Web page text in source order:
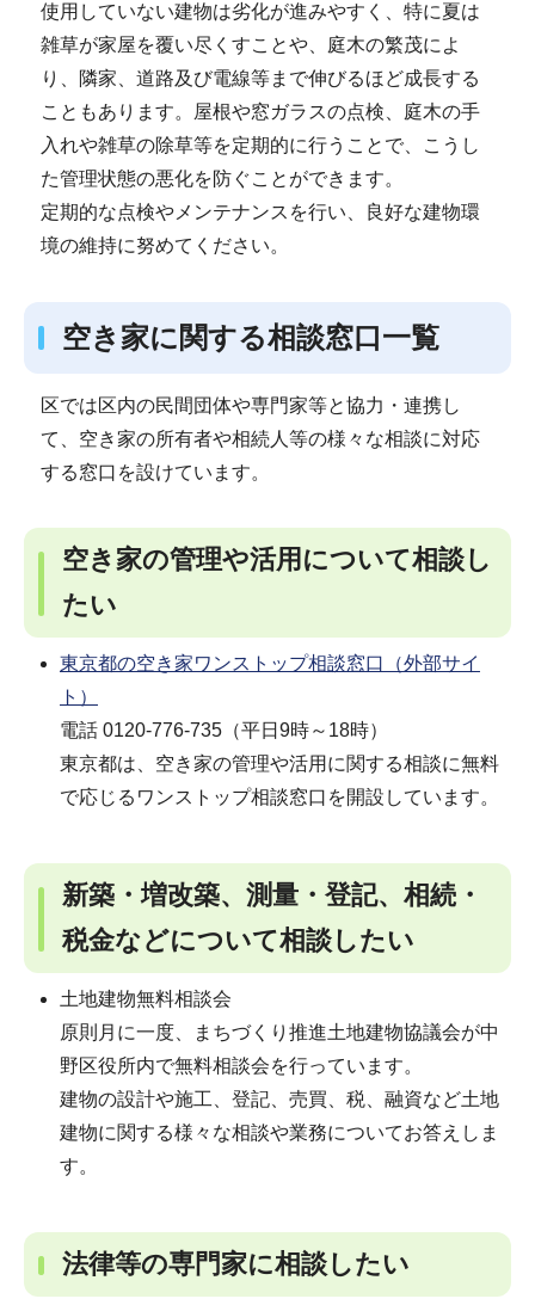
使用していない建物は劣化が進みやすく、特に夏は
雑草が家屋を覆い尽くすことや、庭木の繁茂によ
り、隣家、道路及び電線等まで伸びるほど成長する
こともあります。屋根や窓ガラスの点検、庭木の手
入れや雑草の除草等を定期的に行うことで、こうし
た管理状態の悪化を防ぐことができます。
定期的な点検やメンテナンスを行い、良好な建物環
境の維持に努めてください。
空き家に関する相談窓口一覧
区では区内の民間団体や専門家等と協力・連携し
て、空き家の所有者や相続人等の様々な相談に対応
する窓口を設けています。
空き家の管理や活用について相談し
たい
東京都の空き家ワンストップ相談窓口（外部サイ
ト）
電話 0120-776-735（平日9時～18時）
東京都は、空き家の管理や活用に関する相談に無料
で応じるワンストップ相談窓口を開設しています。
新築・増改築、測量・登記、相続・
税金などについて相談したい
土地建物無料相談会
原則月に一度、まちづくり推進土地建物協議会が中
野区役所内で無料相談会を行っています。
建物の設計や施工、登記、売買、税、融資など土地
建物に関する様々な相談や業務についてお答えしま
す。
法律等の専門家に相談したい